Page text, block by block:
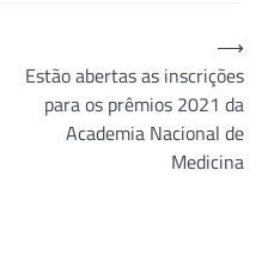
Estão abertas as inscrições
para os prêmios 2021 da
Academia Nacional de
Medicina
⟶